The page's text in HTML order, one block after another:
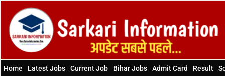
Home Latest Jobs Current Job Bihar Jobs Admit Card Result